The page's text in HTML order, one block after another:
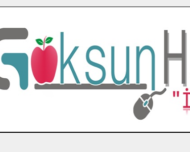
İlçe Jandarma Komutanı Karakaya’dan Başkan Cüce’ye
Bertiz’in Yeni Köprüsünde Sona Doğru.